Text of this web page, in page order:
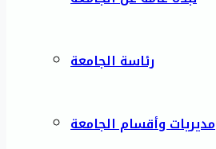
رئاسة الجامعة
مديريات وأقسام الجامعة